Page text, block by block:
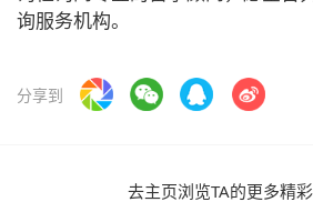
询服务机构。
分享到
去主页浏览TA的更多精